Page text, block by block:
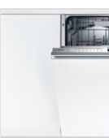
sản phẩm này